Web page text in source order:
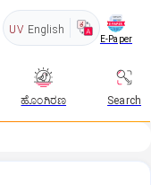
UV English
E-Paper
ಹೊಂಗಿರಣ Search